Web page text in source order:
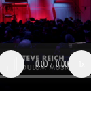
0:00 / 0:00